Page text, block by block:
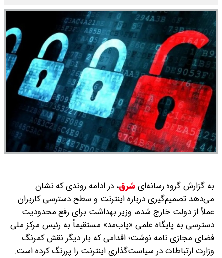
به گزارش گروه رسانه‌ایشرق، در ادامه روندی که نشان
می‌دهد تصمیم‌گیری درباره اینترنت و سطح دسترسی کاربران
عملاً از دولت خارج شده، وزیر بهداشت برای رفع محدودیت
دسترسی به پایگاه علمی «پاب‌مد» مستقیماً به رئیس مرکز ملی
فضای مجازی نامه نوشت؛ اقدامی که بار دیگر نقش کمرنگ
وزارت ارتباطات در سیاست‌گذاری اینترنت را پررنگ کرده است.